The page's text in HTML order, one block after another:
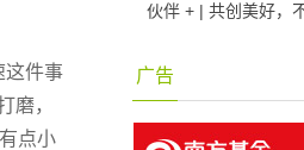
这件事
磨，
点小
伙伴 + | 共创美好，
广告